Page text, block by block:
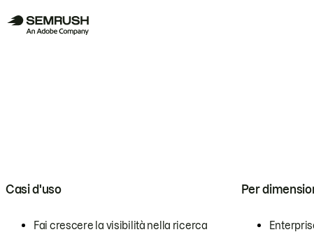
Casi d'uso
Fai crescere la visibilità nella ricerca
Per